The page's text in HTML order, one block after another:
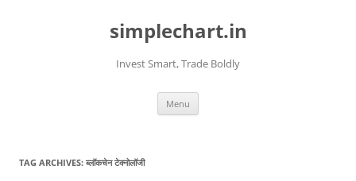
simplechart.in
Invest Smart, Trade Boldly
Menu
TAG ARCHIVES: ब्लॉकचेन टेक्नोलॉजी